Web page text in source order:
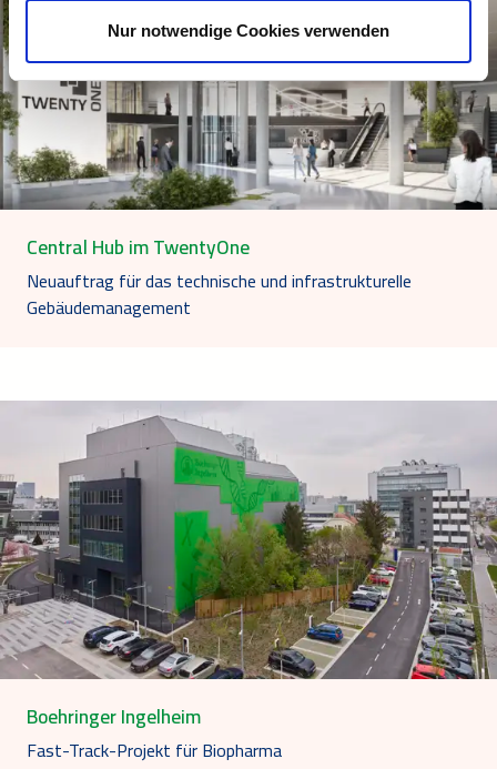
Nur notwendige Cookies verwenden
Central Hub im TwentyOne
Neuauftrag für das technische und infrastrukturelle
Gebäudemanagement
Boehringer Ingelheim
Fast-Track-Projekt für Biopharma